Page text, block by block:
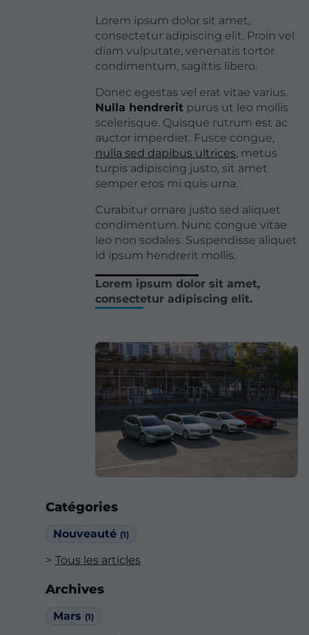
Catégories
Nouveauté (1)
Tous les articles
Archives
Mars (1)
Lorem ipsum dolor sit amet,
consectetur adipiscing elit. Proin vel
diam vulputate, venenatis tortor
condimentum, sagittis libero.
Donec egestas vel erat vitae varius.
Nulla hendreritpurus ut leo mollis
scelerisque. Quisque rutrum est ac
auctor imperdiet. Fusce congue,
nulla sed dapibus ultrices, metus
turpis adipiscing justo, sit amet
semper eros mi quis urna.
Curabitur ornare justo sed aliquet
condimentum. Nunc congue vitae
leo non sodales. Suspendisse aliquet
id ipsum hendrerit mollis.
Lorem ipsum dolor sit amet,
consectetur adipiscing elit.